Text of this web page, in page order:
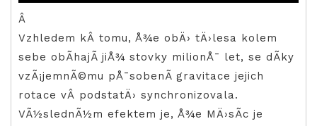
Â
Vzhledem kÂ tomu, Å¾e obÄ› tÄ›lesa kolem
sebe obÃ­hajÃ­ jiÅ¾ stovky milionÅ¯ let, se dÃ­ky
vzÃ¡jemnÃ©mu pÅ¯sobenÃ­ gravitace jejich
rotace vÂ podstatÄ› synchronizovala.
VÃ½slednÃ½m efektem je, Å¾e MÄ›sÃ­c je